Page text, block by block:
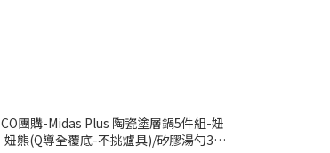
CO團購-Midas Plus 陶瓷塗層鍋5件組-妞
妞熊(Q導全覆底-不挑爐具)/矽膠湯勺30